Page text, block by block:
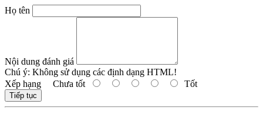
Họ tên
Nội dung đánh giá
Chú ý: Không sử dụng các định dạng HTML!
Xếp hạng Chưa tốt Tốt
Tiếp tục